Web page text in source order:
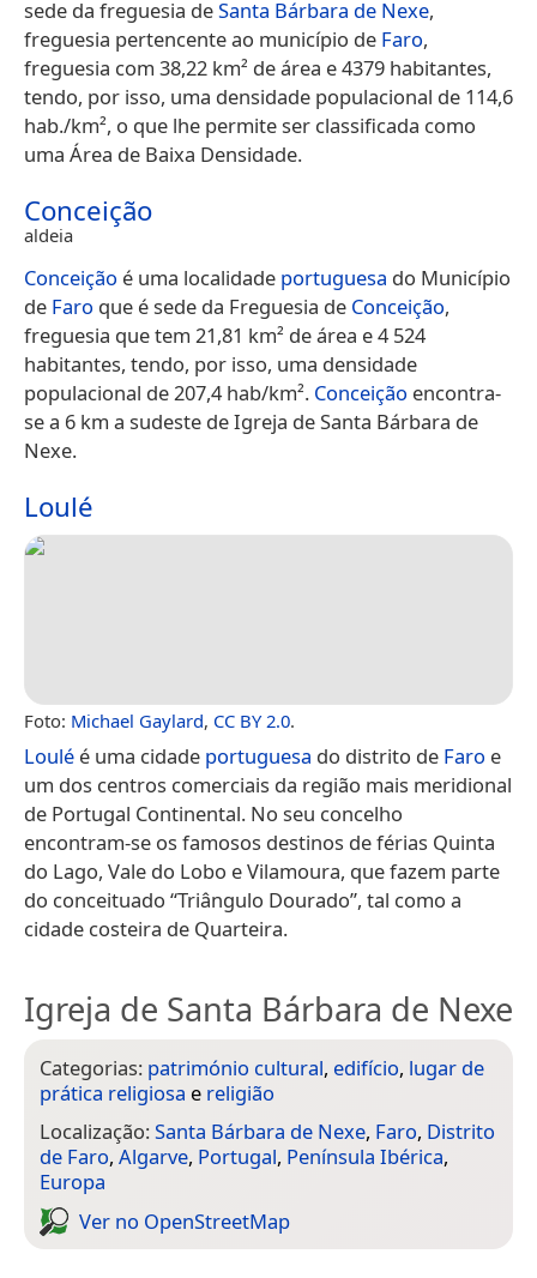
sede da freguesia deSanta Bárbara de Nexe,
freguesia pertencente ao município de Faro,
freguesia com 38,22 km² de área e 4379 habitantes,
tendo, por isso, uma densidade populacional de 114,6
hab./km², o que lhe permite ser classificada como
uma Área de Baixa Densidade.
Conceição
aldeia
Conceição é uma localidade portuguesa do Município
de Faro que é sede da Freguesia de Conceição,
freguesia que tem 21,81 km² de área e 4 524
habitantes, tendo, por isso, uma densidade
populacional de 207,4 hab/km². Conceição encontra-
se a 6 km a sudeste de Igreja de Santa Bárbara de
Nexe.
Loulé
Foto: Michael Gaylard, CC BY 2.0.
Loulé é uma cidade portuguesa do distrito de Faro e
um dos centros comerciais da região mais meridional
de Portugal Continental. No seu concelho
encontram-se os famosos destinos de férias Quinta
do Lago, Vale do Lobo e Vilamoura, que fazem parte
do conceituado “Triângulo Dourado”, tal como a
cidade costeira de Quarteira.
Igreja de Santa Bárbara de Nexe
Categorias: património cultural, edifício, lugar de
prática religiosa e religião
Localização:Santa Bárbara de Nexe, Faro, Distrito
de Faro, Algarve, Portugal, Península Ibérica,
Europa
Ver no Open­Street­Map